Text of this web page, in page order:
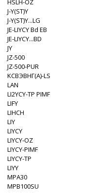
HSLH-OZ
J-Y(ST)Y
J-Y(ST)Y...LG
JE-LIYCY Bd EB
JE-LIYCY...BD
JY
JZ-500
JZ-500-PUR
KСВЭВНГ(A)-LS
LAN
LI2YCY-TP PIMF
LIFY
LIHCH
LIY
LIYCY
LIYCY-OZ
LIYCY-PIMF
LIYCY-TP
LIYY
MPA30
MPB100SU